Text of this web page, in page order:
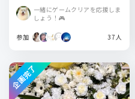
一緒にゲームクリアを応援しま
しょう！🎮
参加 37人
企画完了